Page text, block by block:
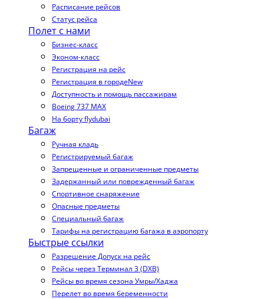
Расписание рейсов
Статус рейса
Полет с нами
Бизнес-класс
Эконом-класс
Регистрация на рейс
Регистрация в городеNew
Доступность и помощь пассажирам
Boeing 737 MAX
На борту flydubai
Багаж
Ручная кладь
Регистрируемый багаж
Запрещенные и ограниченные предметы
Задержанный или поврежденный багаж
Спортивное снаряжение
Опасные предметы
Специальный багаж
Тарифы на регистрацию багажа в аэропорту
Быстрые ссылки
Разрешение Допуск на рейс
Рейсы через Терминал 3 (DXB)
Рейсы во время сезона Умры/Хаджа
Перелет во время беременности